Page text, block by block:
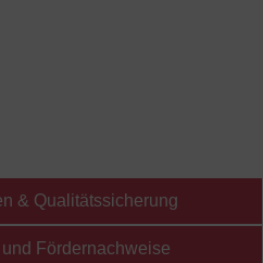
& Qualitätssicherung
Fördernachweise